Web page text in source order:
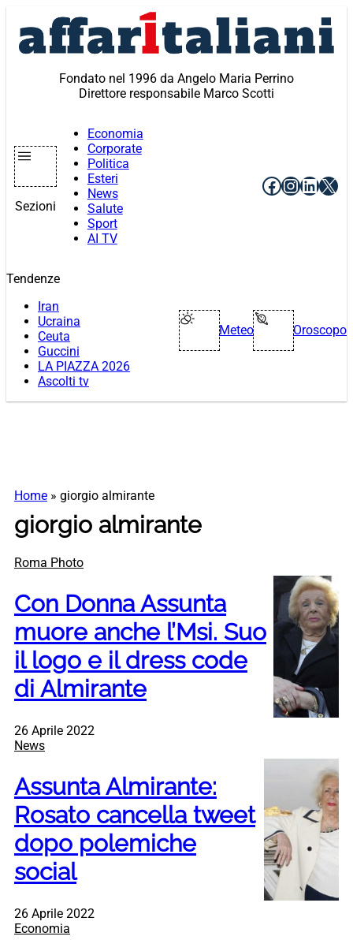
contenuto
Fondato nel 1996 da Angelo Maria Perrino
Direttore responsabile Marco Scotti
Sezioni
Economia
Corporate
Politica
Esteri
News
Salute
Sport
AI TV
Facebook
X
Tendenze
Iran
Ucraina
Ceuta
Guccini
LA PIAZZA 2026
Ascolti tv
Meteo Oroscopo
Home » giorgio almirante
giorgio almirante
Roma Photo
Con Donna Assunta
muore anche l’Msi. Suo
il logo e il dress code
di Almirante
26 Aprile 2022
News
Assunta Almirante:
Rosato cancella tweet
dopo polemiche
social
26 Aprile 2022
Economia